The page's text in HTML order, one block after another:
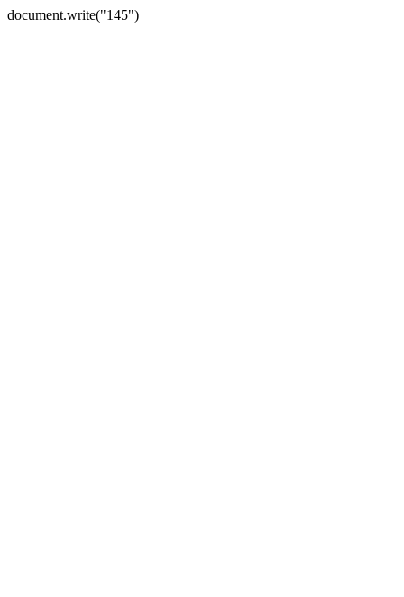
document.write("145")